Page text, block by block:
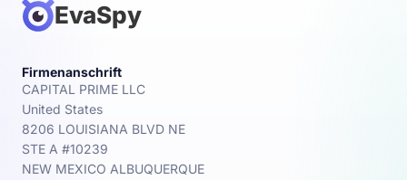
EvaSpy
Firmenanschrift
CAPITAL PRIME LLC
United States
8206 LOUISIANA BLVD NE
STE A #10239
NEW MEXICO ALBUQUERQUE